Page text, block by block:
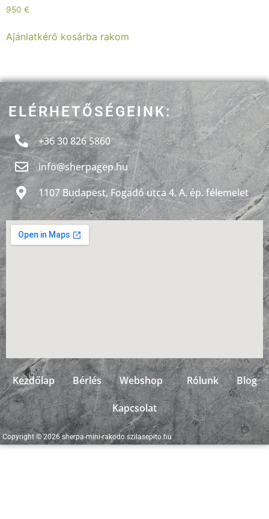
950 €
Ajánlatkérő kosárba rakom
ELÉRHETŐSÉGEINK:
+36 30 826 5860
info@sherpagep.hu
1107 Budapest, Fogadó utca 4. A. ép. félemelet
Kezdőlap Bérlés Webshop Rólunk Blog
Kapcsolat
Copyright © 2026 sherpa-mini-rakodo.szilasepito.hu